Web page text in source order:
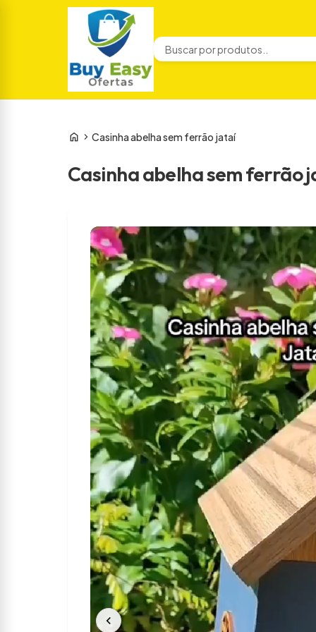
home chevron_right Casinha abelha sem ferrão jataí
Casinha abelha sem ferrão